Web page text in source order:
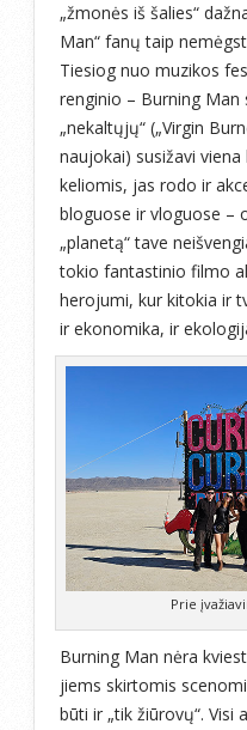
„žmonės iš šalies“
Man“ fanų taip
Tiesiog nuo muzikos
renginio – Burning Man
„nekaltųjų“ („Virgin
naujokai) susižavi
keliomis, jas rodo ir
bloguose ir vloguose –
„planetą“ tave
tokio fantastinio filmo
herojumi, kur kitokia ir
ir ekonomika, ir
Prie
Burning Man nėra
jiems skirtomis
būti ir „tik žiūrovų“.